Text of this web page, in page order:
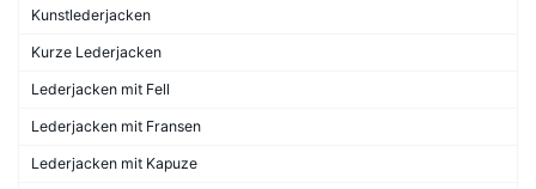
Kunstlederjacken
Kurze Lederjacken
Lederjacken mit Fell
Lederjacken mit Fransen
Lederjacken mit Kapuze